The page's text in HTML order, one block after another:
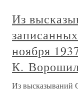
Из
ноября
К.
Из высказываний